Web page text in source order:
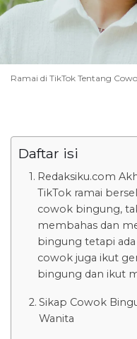
Ramai di TikTok Tentang
Daftar isi
Redaksiku.com
TikTok ramai
cowok bingung,
membahas dan
bingung tetapi
cowok juga ikut
bingung dan ikut
Sikap Cowok
Wanita